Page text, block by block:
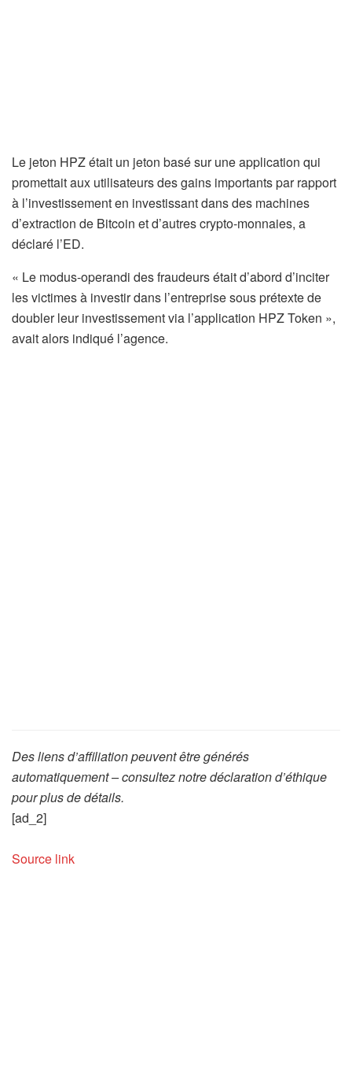
Le jeton HPZ était un jeton basé sur une application qui
promettait aux utilisateurs des gains importants par rapport
à l’investissement en investissant dans des machines
d’extraction de Bitcoin et d’autres crypto-monnaies, a
déclaré l’ED.
« Le modus-operandi des fraudeurs était d’abord d’inciter
les victimes à investir dans l’entreprise sous prétexte de
doubler leur investissement via l’application HPZ Token »,
avait alors indiqué l’agence.
Des liens d’affiliation peuvent être générés
automatiquement – consultez notre déclaration d’éthique
pour plus de détails.
[ad_2]
Source link